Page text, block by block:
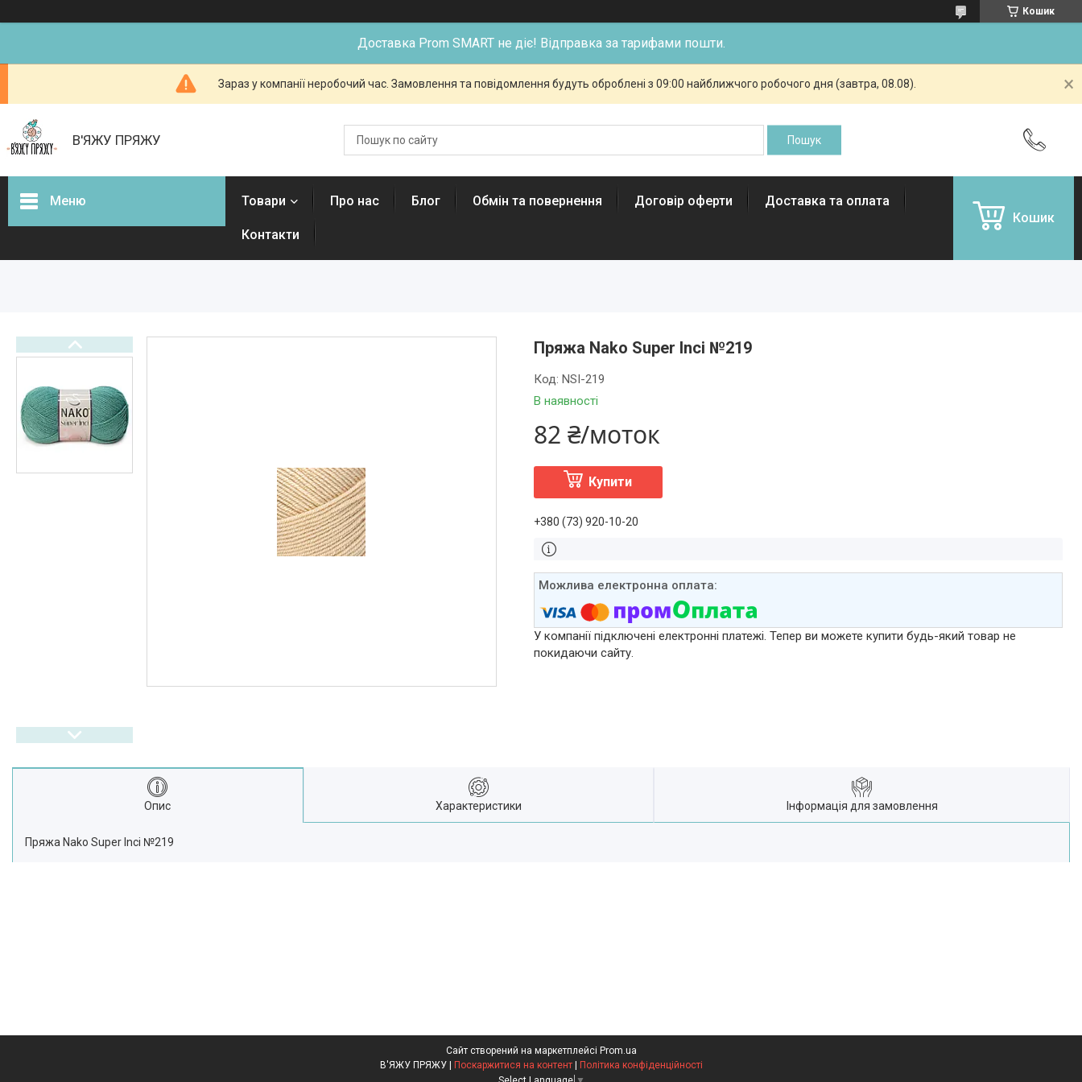
Кошик
Доставка Prom SMART не діє! Відправка за тарифами пошти.
Зараз у компанії неробочий час. Замовлення та повідомлення будуть оброблені з 09:00 найближчого робочого дня (завтра, 08.08).
В'ЯЖУ ПРЯЖУ
Меню Товари Про нас Блог Обмін та повернення Договір оферти Доставка та оплата
Контакти
Кошик
Пряжа Nako Super Inci №219
В наявності
Код: NSI-219
82 ₴/моток
Купити
+380 (73) 920-10-20
У компанії підключені електронні платежі. Тепер ви можете купити будь-який товар не
покидаючи сайту.
Опис Характеристики Інформація для замовлення
Пряжа Nako Super Inci №219
Сайт створений на маркетплейсі Prom.ua
Поскаржитися на контент
Політика конфіденційності